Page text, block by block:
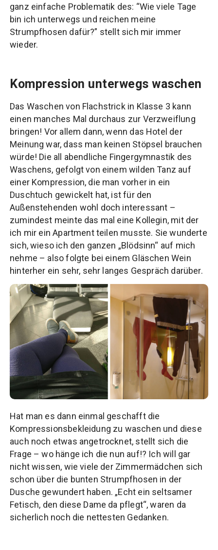
ganz einfache Problematik des: “Wie viele Tage
bin ich unterwegs und reichen meine
Strumpfhosen dafür?” stellt sich mir immer
wieder.
Kompression unterwegs waschen
Das Waschen von Flachstrick in Klasse 3 kann
einen manches Mal durchaus zur Verzweiflung
bringen! Vor allem dann, wenn das Hotel der
Meinung war, dass man keinen Stöpsel brauchen
würde! Die all abendliche Fingergymnastik des
Waschens, gefolgt von einem wilden Tanz auf
einer Kompression, die man vorher in ein
Duschtuch gewickelt hat, ist für den
Außenstehenden wohl doch interessant –
zumindest meinte das mal eine Kollegin, mit der
ich mir ein Apartment teilen musste. Sie wunderte
sich, wieso ich den ganzen „Blödsinn“ auf mich
nehme – also folgte bei einem Gläschen Wein
hinterher ein sehr, sehr langes Gespräch darüber.
Hat man es dann einmal geschafft die
Kompressionsbekleidung zu waschen und diese
auch noch etwas angetrocknet, stellt sich die
Frage – wo hänge ich die nun auf!? Ich will gar
nicht wissen, wie viele der Zimmermädchen sich
schon über die bunten Strumpfhosen in der
Dusche gewundert haben. „Echt ein seltsamer
Fetisch, den diese Dame da pflegt“, waren da
sicherlich noch die nettesten Gedanken.